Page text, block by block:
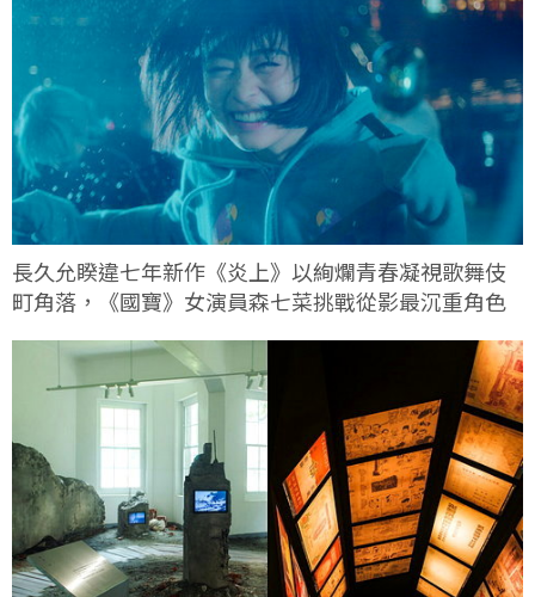
長久允睽違七年新作《炎上》以絢爛青春凝視歌舞伎
町角落，《國寶》女演員森七菜挑戰從影最沉重角色